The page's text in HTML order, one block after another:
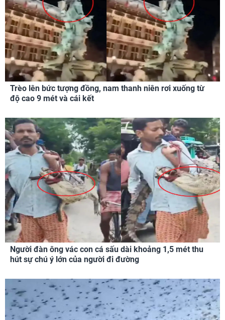
Trèo lên bức tượng đồng, nam thanh niên rơi xuống từ
độ cao 9 mét và cái kết
Người đàn ông vác con cá sấu dài khoảng 1,5 mét thu
hút sự chú ý lớn của người đi đường